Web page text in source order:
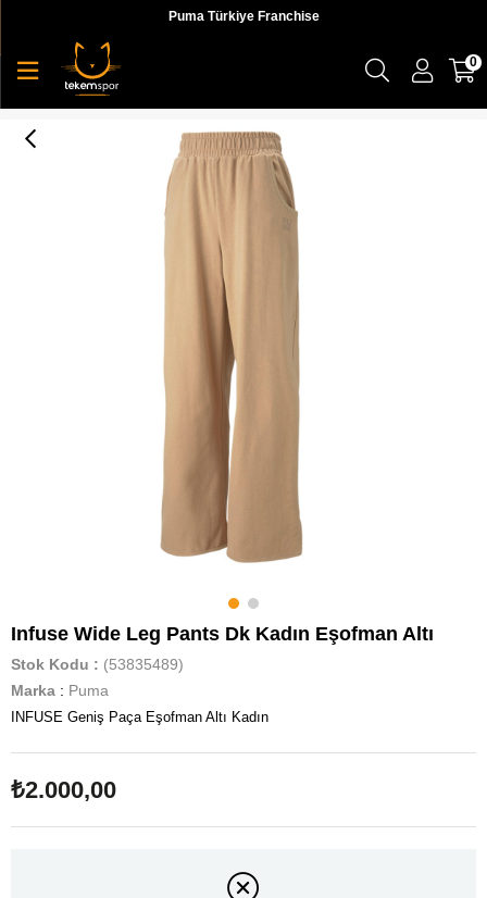
Puma Türkiye Franchise
0
Infuse Wide Leg Pants Dk Kadın Eşofman Altı
Stok Kodu
(53835489)
Marka : Puma
INFUSE Geniş Paça Eşofman Altı Kadın
₺2.000,00